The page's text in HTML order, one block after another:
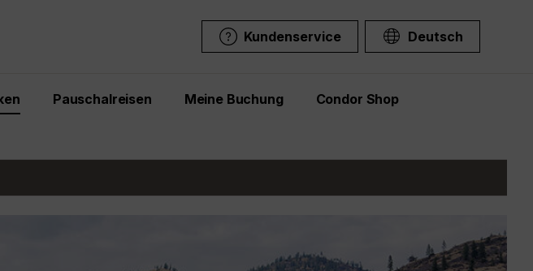
Kundenservice Deutsch
Pauschalreisen Meine Buchung Condor Shop